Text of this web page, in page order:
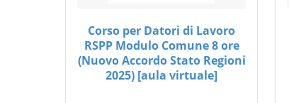
Corso per Datori di Lavoro
RSPP Modulo Comune 8 ore
(Nuovo Accordo Stato Regioni
2025) [aula virtuale]